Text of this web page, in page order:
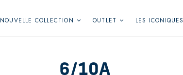
NOUVELLE COLLECTION OUTLET LES ICONIQUES
6/10A